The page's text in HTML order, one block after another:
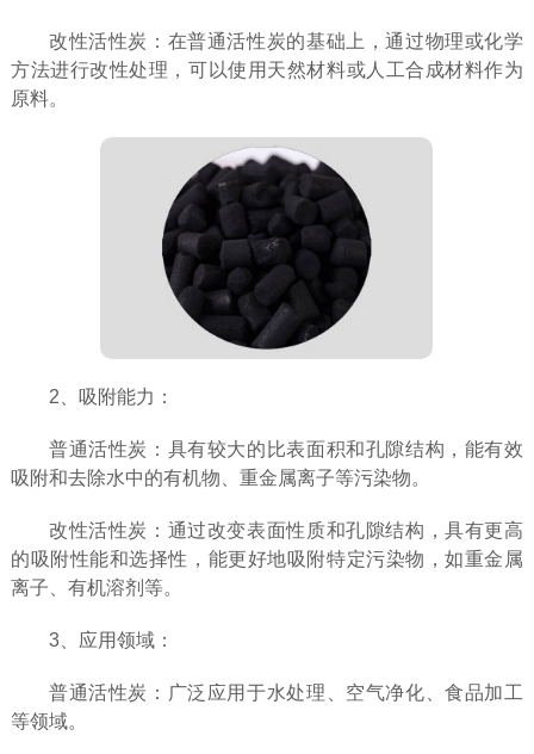
改性活性炭：在普通活性炭的基础上，通过物理或化学
方法进行改性处理，可以使用天然材料或人工合成材料作为
原料。
2、吸附能力：
普通活性炭：具有较大的比表面积和孔隙结构，能有效
吸附和去除水中的有机物、重金属离子等污染物。
改性活性炭：通过改变表面性质和孔隙结构，具有更高
的吸附性能和选择性，能更好地吸附特定污染物，如重金属
离子、有机溶剂等。
3、应用领域：
普通活性炭：广泛应用于水处理、空气净化、食品加工
等领域。